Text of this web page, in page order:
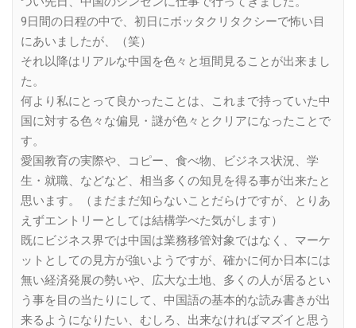
9日間の日程の中で、初日にボッタクリタクシーで怖い目
にあいましたが、（笑）
それ以降はリアルな中国を色々と垣間見ることが出来まし
た。
何より私にとって良かったことは、これまで持っていた中
国に対する色々な偏見・謎が色々とクリアになったことで
す。
愛国教育の実際や、コピー、食べ物、ビジネス状況、学
生・就職、などなど、相当多くの知見を得る事が出来たと
思います。（まだまだ知らないことだらけですが、とりあ
えずエントリーとしては結構学べた気がします）
既にビジネス界では中国は業務移管対象ではなく、マーケ
ットとしての見方が強いようですが、確かに何か日本には
無い経済発展の勢いや、広大な土地、多くの人が居るとい
う事を目の当たりにして、中国語の基本的な読み書きが出
来るようになりたい、むしろ、出来なければマズイと思う